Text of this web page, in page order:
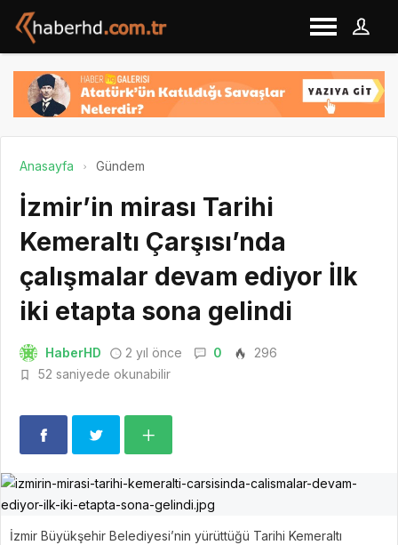
Anasayfa Gündem
İzmir’in mirası Tarihi
Kemeraltı Çarşısı’nda
çalışmalar devam ediyor İlk
iki etapta sona gelindi
HaberHD 2 yıl önce 0
296
52 saniyede okunabilir
İzmir Büyükşehir Belediyesi’nin yürüttüğü Tarihi Kemeraltı